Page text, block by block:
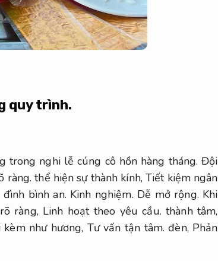
quy trình.
trong nghi lễ cúng cô hồn hàng tháng.Đội
ràng. thể hiện sự thành kính, Tiết kiệm ngân
bình an. Kinh nghiệm. Dễ mở rộng. Khi
ràng, Linh hoạt theo yêu cầu. thành tâm,
như hương, Tư vấn tận tâm. đèn, Phản